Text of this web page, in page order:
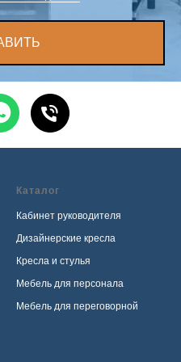
Каталог
Кабинет руководителя
Дизайнерские кресла
Кресла и стулья
Мебель для персонала
Мебель для переговорной